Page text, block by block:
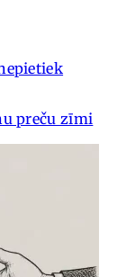
preču zīmi